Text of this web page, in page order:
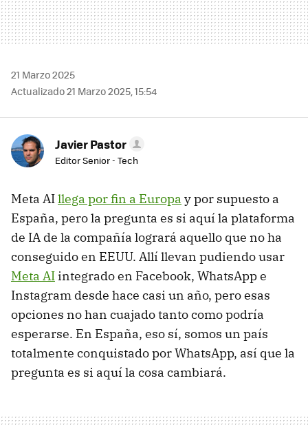
21 Marzo 2025
Actualizado 21 Marzo 2025, 15:54
Javier Pastor
Editor Senior - Tech
Meta AIllega por fin a Europa y por supuesto a
España, pero la pregunta es si aquí la plataforma
de IA de la compañía logrará aquello que no ha
conseguido en EEUU. Allí llevan pudiendo usar
Meta AI integrado en Facebook, WhatsApp e
Instagram desde hace casi un año, pero esas
opciones no han cuajado tanto como podría
esperarse. En España, eso sí, somos un país
totalmente conquistado por WhatsApp, así que la
pregunta es si aquí la cosa cambiará.